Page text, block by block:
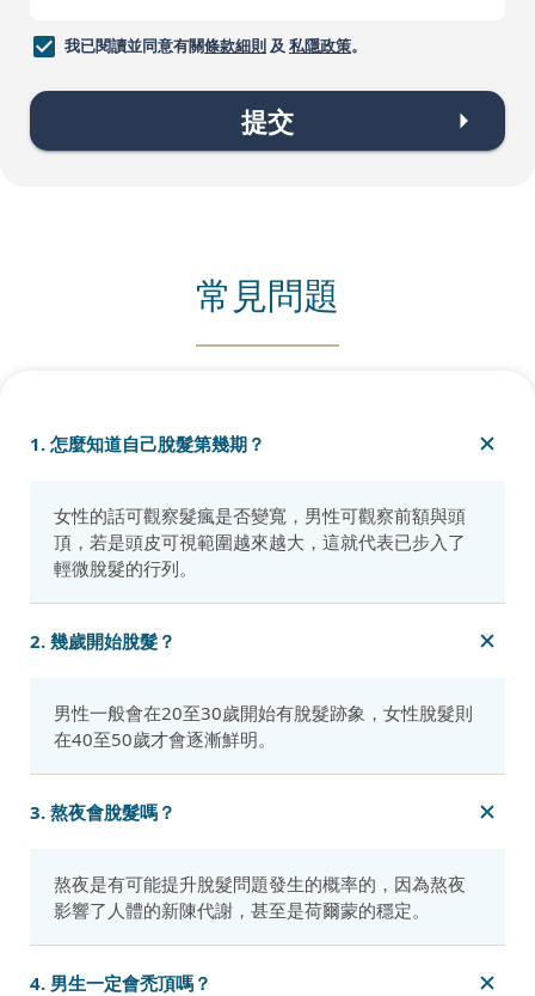
我已閱讀並同意有關條款細則 及 私隱政策。
提交
常見問題
1. 怎麼知道自己脫髮第幾期？
女性的話可觀察髮瘋是否變寬，男性可觀察前額與頭
頂，若是頭皮可視範圍越來越大，這就代表已步入了
輕微脫髮的行列。
2. 幾歲開始脫髮？
男性一般會在20至30歲開始有脫髮跡象，女性脫髮則
在40至50歲才會逐漸鮮明。
3. 熬夜會脫髮嗎？
熬夜是有可能提升脫髮問題發生的概率的，因為熬夜
影響了人體的新陳代謝，甚至是荷爾蒙的穩定。
4. 男生一定會禿頂嗎？